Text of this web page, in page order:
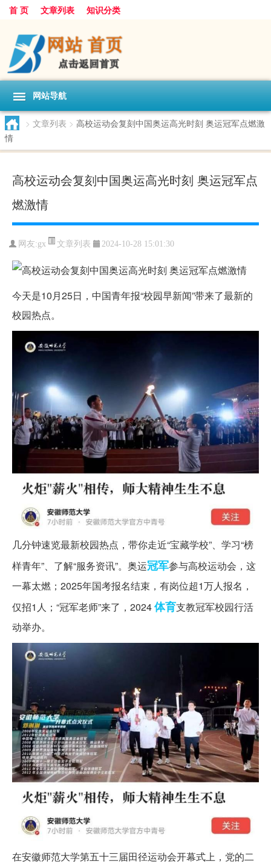
首 页 文章列表 知识分类
网站导航
> 文章列表 > 高校运动会复刻中国奥运高光时刻 奥运冠军点燃激
情
高校运动会复刻中国奥运高光时刻 奥运冠军点
燃激情
网友:gx 文章列表 2024-10-28 15:01:30
今天是10月25日，中国青年报“校园早新闻”带来了最新的
校园热点。
几分钟速览最新校园热点，带你走近“宝藏学校”、学习“榜
样青年”、了解“服务资讯”。奥运冠军参与高校运动会，这
一幕太燃；2025年国考报名结束，有岗位超1万人报名，
仅招1人；“冠军老师”来了，2024体育支教冠军校园行活
动举办。
在安徽师范大学第五十三届田径运动会开幕式上，党的二